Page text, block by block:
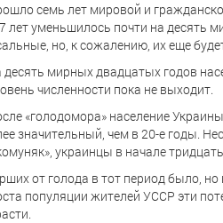
семь лет мировой и
лет уменьшилось почти на десять
но, к сожалению, их еще
десять мирных двадцатых годов
численности пока не выходит.
«голодомора» население
значительный, чем в 20-е годы.
украинцы в начале
от голода в тот период было,
популяции жителей УССР эти